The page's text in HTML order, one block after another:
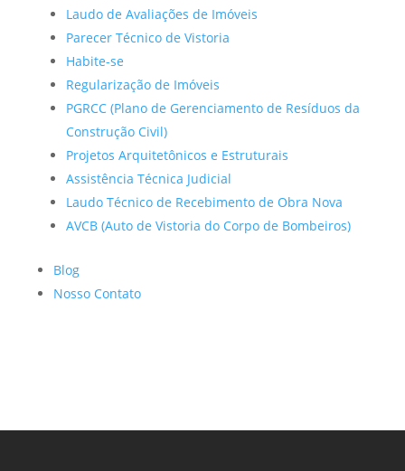
Laudo de Avaliações de Imóveis
Parecer Técnico de Vistoria
Habite-se
Regularização de Imóveis
PGRCC (Plano de Gerenciamento de Resíduos da
Construção Civil)
Projetos Arquitetônicos e Estruturais
Assistência Técnica Judicial
Laudo Técnico de Recebimento de Obra Nova
AVCB (Auto de Vistoria do Corpo de Bombeiros)
Blog
Nosso Contato